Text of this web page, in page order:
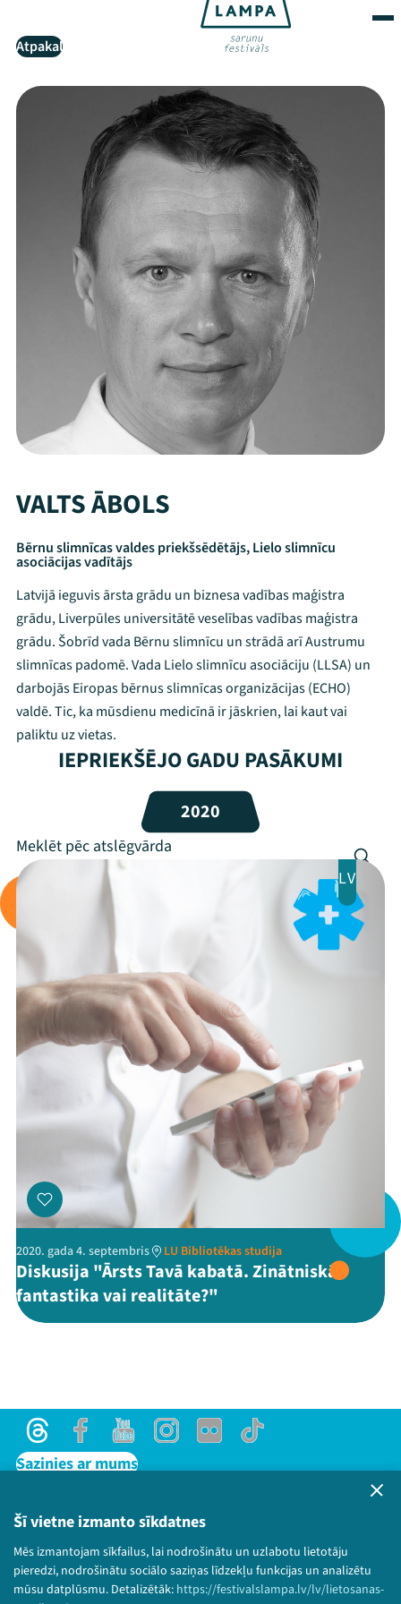
Šī vietne izmanto sīkdatnes
Mēs izmantojam sīkfailus, lai nodrošinātu un uzlabotu lietotāju
pieredzi, nodrošinātu sociālo saziņas līdzekļu funkcijas un analizētu
mūsu datplūsmu. Detalizētāk: https://festivalslampa.lv/lv/lietosanas-
Mana programma
Programma
Ziedo
Veikals
Kontakti
ThreadsFacebookYoutube
X Instagram
Flick TikTok
Atpakaļ
VALTS ĀBOLS
Bērnu slimnīcas valdes priekšsēdētājs, Lielo slimnīcu
asociācijas vadītājs
Latvijā ieguvis ārsta grādu un biznesa vadības maģistra
grādu, Liverpūles universitātē veselības vadības maģistra
grādu. Šobrīd vada Bērnu slimnīcu un strādā arī Austrumu
slimnīcas padomē. Vada Lielo slimnīcu asociāciju (LLSA) un
darbojās Eiropas bērnus slimnīcas organizācijas (ECHO)
valdē. Tic, ka mūsdienu medicīnā ir jāskrien, lai kaut vai
paliktu uz vietas.
IEPRIEKŠĒJO GADU PASĀKUMI
2020
LV
2020. gada 4. septembris LU Bibliotēkas studija
Diskusija "Ārsts Tavā kabatā. Zinātniskā
fantastika vai realitāte?"
ThreadsFacebookYoutubeInstagram
Flick TikTok
Sazinies ar mums
Lietošanas noteikumi un sīkdatņu politika
Bērnu aizsardzības politika
© 2026 Sarunu festivāls LAMPA Visas tiesības
paturētas.